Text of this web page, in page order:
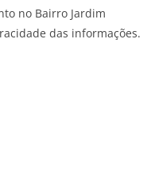
no Bairro Jardim
das informações.